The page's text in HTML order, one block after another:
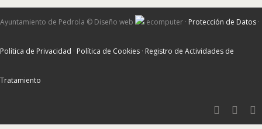
Ayuntamiento de Pedrola © Diseño web ecomputer · Protección de Datos ·
Política de Privacidad · Política de Cookies · Registro de Actividades de
Tratamiento